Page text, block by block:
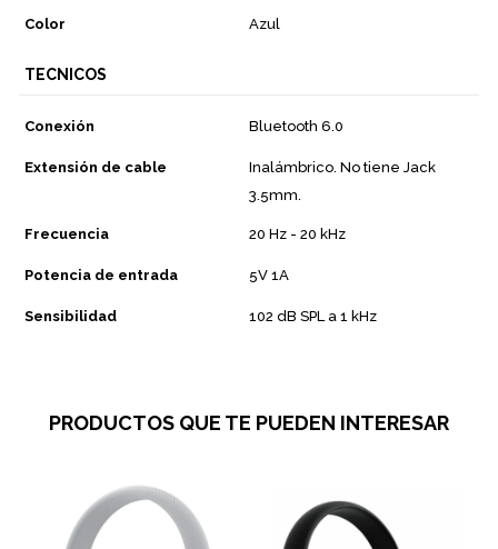
Color Azul
TECNICOS
Conexión Bluetooth 6.0
Extensión de cable
Inalámbrico. No tiene Jack
3.5mm.
Frecuencia 20 Hz - 20 kHz
Potencia de entrada 5V 1A
Sensibilidad 102 dB SPL a 1 kHz
PRODUCTOS QUE TE PUEDEN INTERESAR